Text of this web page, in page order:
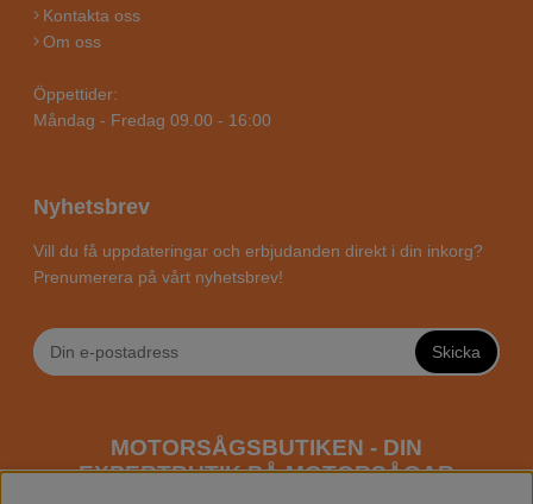
Kontakta oss
Om oss
Öppettider:
Måndag - Fredag 09.00 - 16:00
Nyhetsbrev
Vill du få uppdateringar och erbjudanden direkt i din inkorg?
Prenumerera på vårt nyhetsbrev!
Skicka
MOTORSÅGSBUTIKEN - DIN
EXPERTBUTIK PÅ MOTORSÅGAR